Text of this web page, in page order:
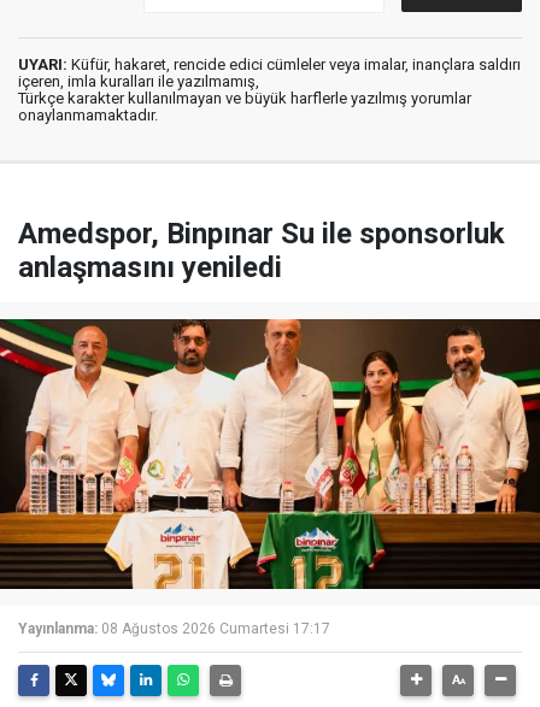
UYARI: Küfür, hakaret, rencide edici cümleler veya imalar, inançlara saldırı
içeren, imla kuralları ile yazılmamış,
Türkçe karakter kullanılmayan ve büyük harflerle yazılmış yorumlar
onaylanmamaktadır.
Amedspor, Binpınar Su ile sponsorluk
anlaşmasını yeniledi
Yayınlanma: 08 Ağustos 2026 Cumartesi 17:17